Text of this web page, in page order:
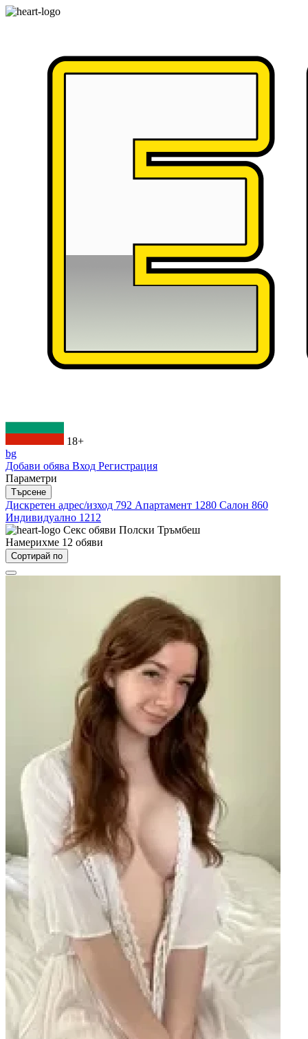
18+
bg
Добави обява Вход Регистрация
Параметри
Търсене
Дискретен адрес/изход 792 Апартамент 1280 Салон 860
Индивидуално 1212
Секс обяви Полски Тръмбеш
Намерихме 12 обяви
Сортирай по